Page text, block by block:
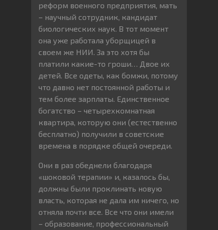
реформ военного предприятия, мать
– научный сотрудник, кандидат
биологических наук. В тот момент
она уже работала уборщицей в
своем же НИИ. За это хотя бы
платили какие-то гроши… Двое их
детей. Все одеты, как бомжи, потому
что давно нет постоянной работы и
тем более зарплаты. Единственное
богатство – четырехкомнатная
квартира, которую они (естественно
бесплатно) получили в советские
времена в порядке общей очереди.
Они в раз обеднели благодаря
«шоковой терапии» и, казалось бы,
должны были проклинать новую
власть, которая не дала им ничего, но
отняла почти все. Все что они имели
– образование, профессиональный